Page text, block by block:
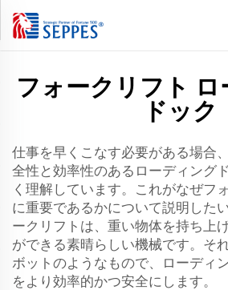
フォークリフト
ドック
仕事を早くこなす必要がある場合
全性と効率性のあるローディング
く理解しています。これがなぜフ
に重要であるかについて説明した
ークリフトは、重い物体を持ち上
ができる素晴らしい機械です。そ
ボットのようなもので、ローディ
をより効率的かつ安全にします。